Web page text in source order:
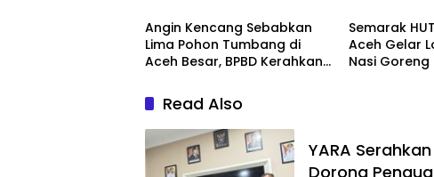
Angin Kencang Sebabkan
Lima Pohon Tumbang di
Aceh Besar, BPBD Kerahkan
Semarak
Aceh Gelar
Nasi
Read Also
YARA
Dorong